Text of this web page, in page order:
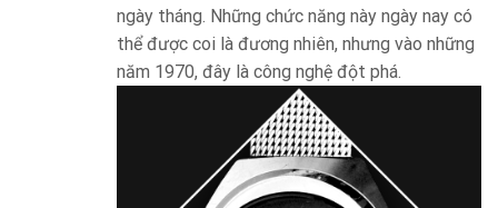
ngày tháng. Những chức năng này ngày nay có
thể được coi là đương nhiên, nhưng vào những
năm 1970, đây là công nghệ đột phá.